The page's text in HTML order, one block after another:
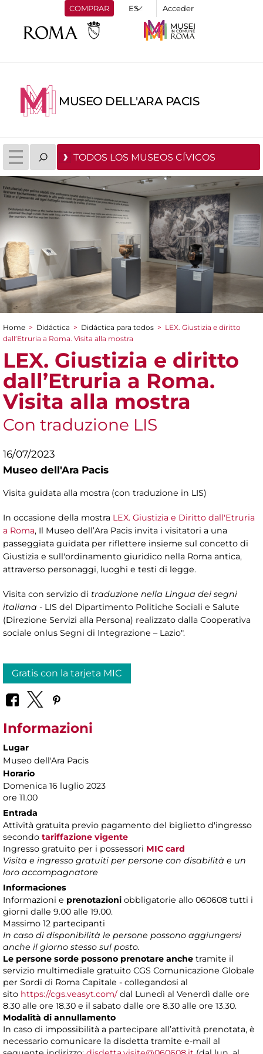
COMPRAR Acceder
MUSEO DELL'ARA PACIS
TODOS LOS MUSEOS CÍVICOS
You are here
Home > Didáctica > Didáctica para todos > LEX. Giustizia e diritto
dall’Etruria a Roma. Visita alla mostra
LEX. Giustizia e diritto
dall’Etruria a Roma.
Visita alla mostra
Con traduzione LIS
16/07/2023
Museo dell'Ara Pacis
Visita guidata alla mostra (con traduzione in LIS)
In occasione della mostra LEX. Giustizia e Diritto dall'Etruria
a Roma, Il Museo dell’Ara Pacis invita i visitatori a una
passeggiata guidata per riflettere insieme sul concetto di
Giustizia e sull'ordinamento giuridico nella Roma antica,
attraverso personaggi, luoghi e testi di legge.
Visita con servizio di traduzione nella Lingua dei segni
italiana - LIS del Dipartimento Politiche Sociali e Salute
(Direzione Servizi alla Persona) realizzato dalla Cooperativa
sociale onlus Segni di Integrazione – Lazio".
Gratis con la tarjeta MIC
Informazioni
Lugar
Museo dell'Ara Pacis
Horario
Domenica 16 luglio 2023
ore 11.00
Entrada
Attività gratuita previo pagamento del biglietto d'ingresso
secondo tariffazione vigente
Ingresso gratuito per i possessori MIC card
Visita e ingresso gratuiti per persone con disabilità e un
loro accompagnatore
Informaciones
Informazioni e prenotazioni obbligatorie allo 060608 tutti i
giorni dalle 9.00 alle 19.00.
Massimo 12 partecipanti
In caso di disponibilità le persone possono aggiungersi
anche il giorno stesso sul posto.
Le persone sorde possono prenotare anche tramite il
servizio multimediale gratuito CGS Comunicazione Globale
per Sordi di Roma Capitale - collegandosi al
sito https://cgs.veasyt.com/dal Lunedì al Venerdì dalle ore
8.30 alle ore 18.30 e il sabato dalle ore 8.30 alle ore 13.30.
Modalità di annullamento
In caso di impossibilità a partecipare all’attività prenotata, è
necessario comunicare la disdetta tramite e-mail al